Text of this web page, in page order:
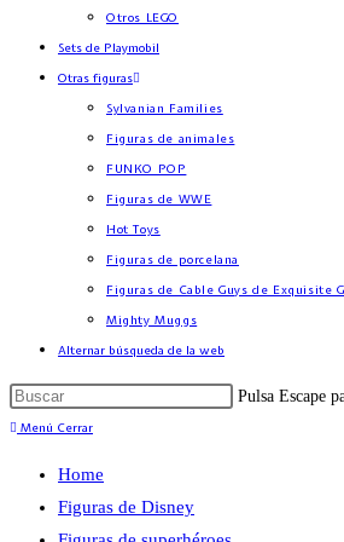
Otros LEGO
Sets de Playmobil
Otras figuras
Sylvanian Families
Figuras de animales
FUNKO POP
Figuras de WWE
Hot Toys
Figuras de porcelana
Figuras de Cable Guys de Exquisite
Mighty Muggs
Alternar búsqueda de la web
Pulsa Escape
Menú Cerrar
Home
Figuras de Disney